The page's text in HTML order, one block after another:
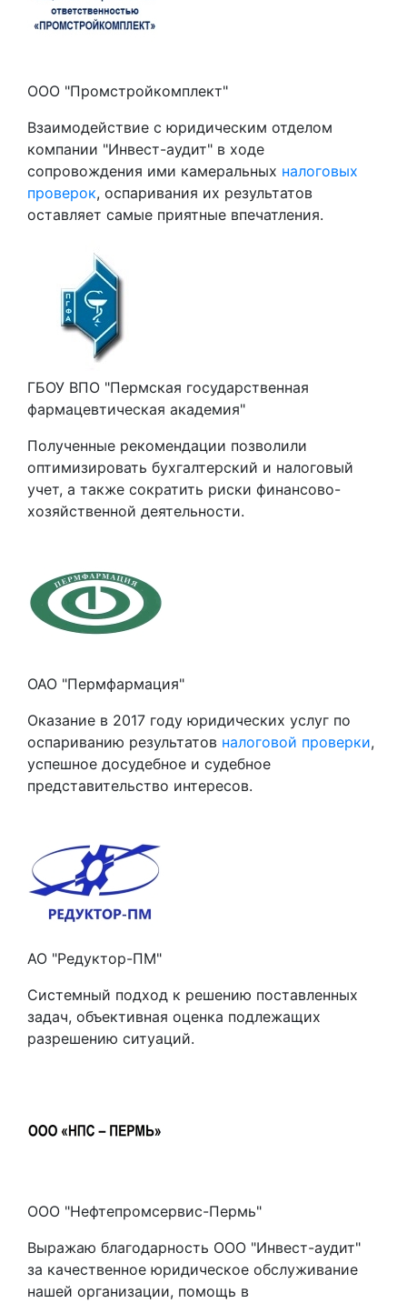
ООО "Промстройкомплект"
Взаимодействие с юридическим отделом
компании "Инвест-аудит" в ходе
сопровождения ими камеральных налоговых
проверок, оспаривания их результатов
оставляет самые приятные впечатления.
ГБОУ ВПО "Пермская государственная
фармацевтическая академия"
Полученные рекомендации позволили
оптимизировать бухгалтерский и налоговый
учет, а также сократить риски финансово-
хозяйственной деятельности.
ОАО "Пермфармация"
Оказание в 2017 году юридических услуг по
оспариванию результатов налоговой проверки,
успешное досудебное и судебное
представительство интересов.
АО "Редуктор-ПМ"
Системный подход к решению поставленных
задач, объективная оценка подлежащих
разрешению ситуаций.
ООО "Нефтепромсервис-Пермь"
Выражаю благодарность ООО "Инвест-аудит"
за качественное юридическое обслуживание
нашей организации, помощь в